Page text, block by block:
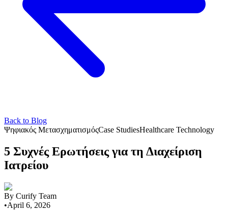
Back to Blog
Ψηφιακός ΜετασχηματισμόςCase StudiesHealthcare Technology
5 Συχνές Ερωτήσεις για τη Διαχείριση
Ιατρείου
By Curify Team
•April 6, 2026